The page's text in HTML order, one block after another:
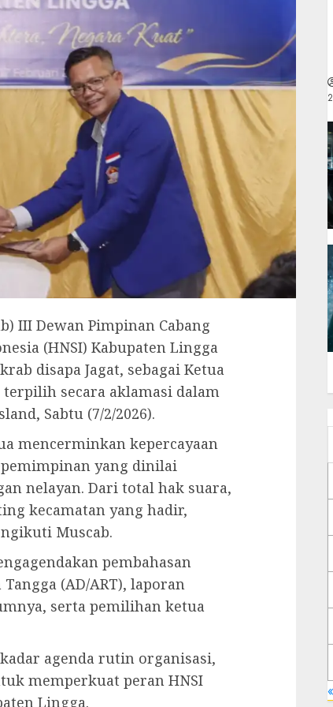
III Dewan Pimpinan Cabang
(HNSI) Kabupaten Lingga
disapa Jagat, sebagai Ketua
terpilih secara aklamasi dalam
Sabtu (7/2/2026).
mencerminkan kepercayaan
yang dinilai
nelayan. Dari total hak suara,
kecamatan yang hadir,
Muscab.
pembahasan
(AD/ART), laporan
serta pemilihan ketua
agenda rutin organisasi,
memperkuat peran HNSI
Lingga.